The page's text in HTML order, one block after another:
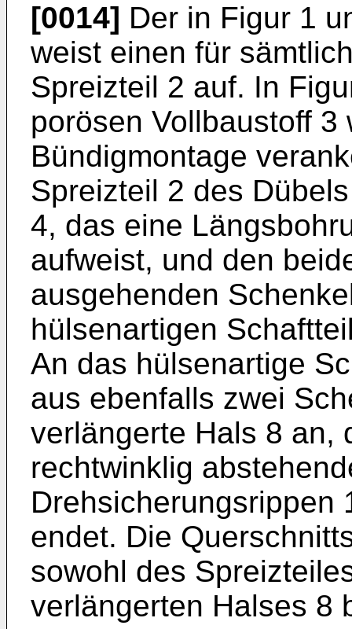
[0014] Der in Figur 1
weist einen für
Spreizteil 2 auf. In
porösen Vollbaustoff 3
Bündigmontage
Spreizteil 2 des
4, das eine
aufweist, und den
ausgehenden
hülsenartigen
An das hülsenartige
aus ebenfalls zwei
verlängerte Hals 8 an,
rechtwinklig
Drehsicherungsrippen
endet. Die
sowohl des
verlängerten Halses 8